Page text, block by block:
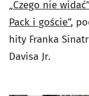
„Czego nie widać”
Pack i goście”,
hity Franka
Davisa Jr.